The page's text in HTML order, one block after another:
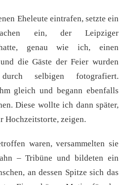
Eheleute eintrafen, setzte ein
ein, der Leipziger
hatte, genau wie ich, einen
die Gäste der Feier wurden
selbigen fotografiert.
gleich und begann ebenfalls
Diese wollte ich dann später,
Hochzeitstorte, zeigen.
waren, versammelten sie
– Tribüne und bildeten ein
an dessen Spitze sich das